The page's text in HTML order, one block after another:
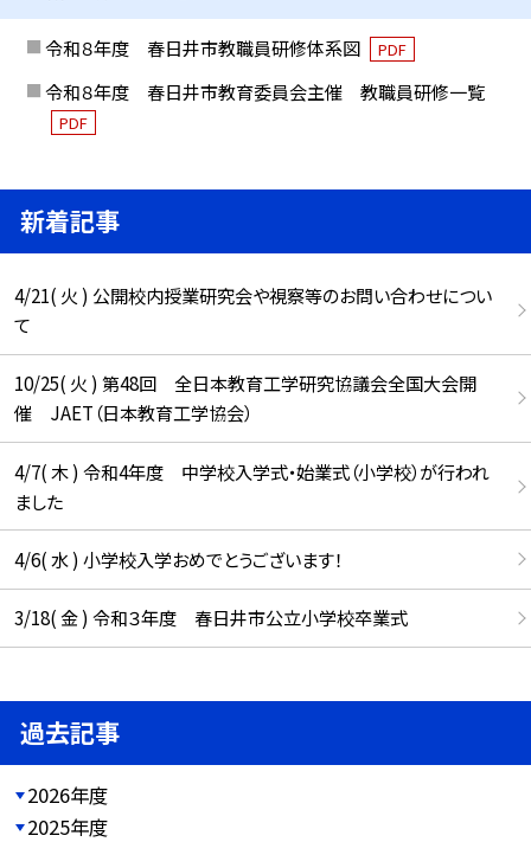
令和８年度 春日井市教職員研修体系図 PDF
令和８年度 春日井市教育委員会主催 教職員研修一覧
PDF
新着記事
4/21( 火 ) 公開校内授業研究会や視察等のお問い合わせについ
て
10/25( 火 ) 第48回 全日本教育工学研究協議会全国大会開
催 JAET（日本教育工学協会）
4/7( 木 ) 令和4年度 中学校入学式・始業式（小学校）が行われ
ました
4/6( 水 ) 小学校入学おめでとうございます！
3/18( 金 ) 令和３年度 春日井市公立小学校卒業式
過去記事
2026年度
2025年度